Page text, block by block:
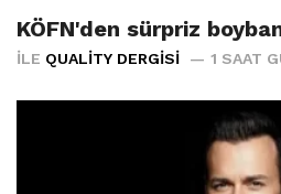
KÖFN'den sürpriz
İLE QUALITY DERGISI 1 SAAT